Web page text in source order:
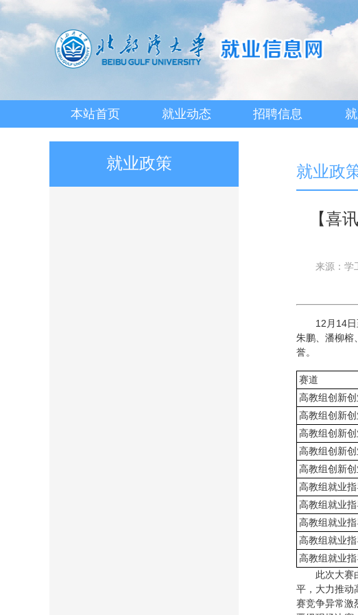
本站首页 就业动态 招聘信息
就业政策 就业政
【喜
来源：学
12月14
朱鹏、潘柳榕
誉。
赛道
高教组创新
高教组创新
高教组创新
高教组创新
高教组创新
高教组就业
高教组就业
高教组就业
高教组就业
高教组就业
此次大赛
平，大力推动
赛竞争异常激